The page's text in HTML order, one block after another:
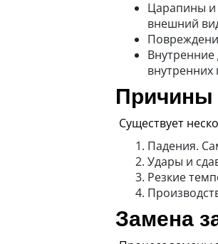
Царапины и
внешний
Внутренние
внутренних
Причины
Существует
Падения.
Удары и
Резкие
Замена